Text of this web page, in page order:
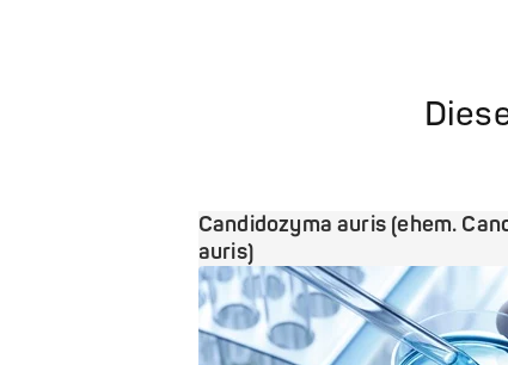
Candidozyma auris (ehem.
auris)